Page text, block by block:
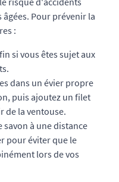
Pour prévenir la
:
si vous êtes sujet aux
dans un évier propre
puis ajoutez un filet
de la ventouse.
à une distance
pour éviter que le
lors de vos